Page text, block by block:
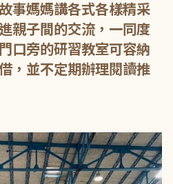
事媽媽講各式各樣精采
親子間的交流，一同度
口旁的研習教室可容納
，並不定期辦理閱讀推